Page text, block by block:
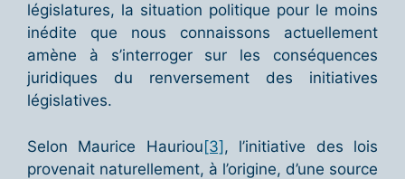
législatures, la situation politique pour le moins
inédite que nous connaissons actuellement
amène à s’interroger sur les conséquences
juridiques du renversement des initiatives
législatives.
Selon Maurice Hauriou[3], l’initiative des lois
provenait naturellement, à l’origine, d’une source